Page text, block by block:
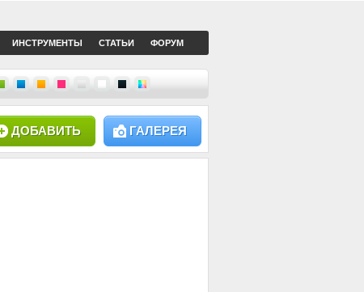
ИНСТРУМЕНТЫ СТАТЬИ ФОРУМ
ГАЛЕРЕЯ
ДОБАВИТЬ